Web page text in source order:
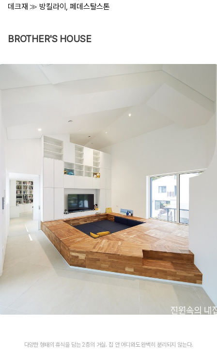
데크재 ≫ 방킬라이, 페데스탈스톤
BROTHER'S HOUSE
다양한 형태의 휴식을 담는 2층의 거실. 집 안 어디와도 완벽히 분리되지 않는다.